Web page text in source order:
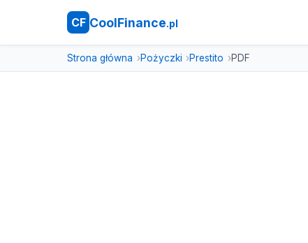
CF CoolFinance.pl
Strona główna Pożyczki Prestito PDF